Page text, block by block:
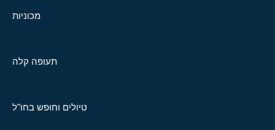
מכוניות
תעופה קלה
טיולים וחופש בחו"ל